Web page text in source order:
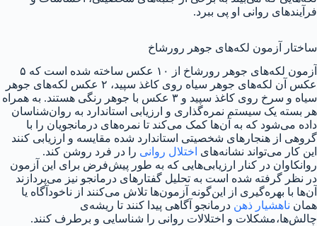
فرآیندهای روانی او پی ببرد.
ساختار آزمون لکه‌های جوهر رورشاخ
آزمون لکه‌های جوهر رورشاخ از ۱۰ عکس ساخته شده است که ۵
عکس آن لکه‌های جوهر سیاه روی کاغذ سپید، ۲ عکس لکه‌های جوهر
سیاه و سرخ روی کاغذ سپید و ۳ عکس با جوهر رنگی هستند. به همراه
هر بسته یک سیستم نمره‌گذاری و ارزیابی استاندارد به روان‌شناسان
داده می‌شود که به آن‌ها کمک می‌کند تا نمره‌های درمانجویان را با
گروهی از هنجارهای شخصیتی استاندارد شده مقایسه و ارزیابی کنند
این کار می‌تواند نشانه‌های اختلال روانی را در فرد روشن کند.
روانکاوان در کنار ارزیابی‌هایی که به طور پیش‌فرض برای این آزمون
در نظر گرفته شده است به تحلیل گفتارهای درمانجو نیز می‌پردازند
آن‌ها با بهره‌گیری از این‌گونه آزمون‌ها تلاش می‌کنند از ناخودآگاه یا
همان ناهشیار ذهن درمانجو آگاهی پیدا کنند تا ریشه‌ی
چالش‌ها،مشکلات و اختلالات روانی را شناسایی و برطرف کنند.